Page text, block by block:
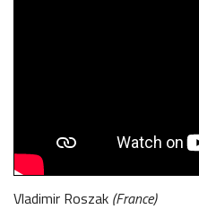
Vladimir Roszak France